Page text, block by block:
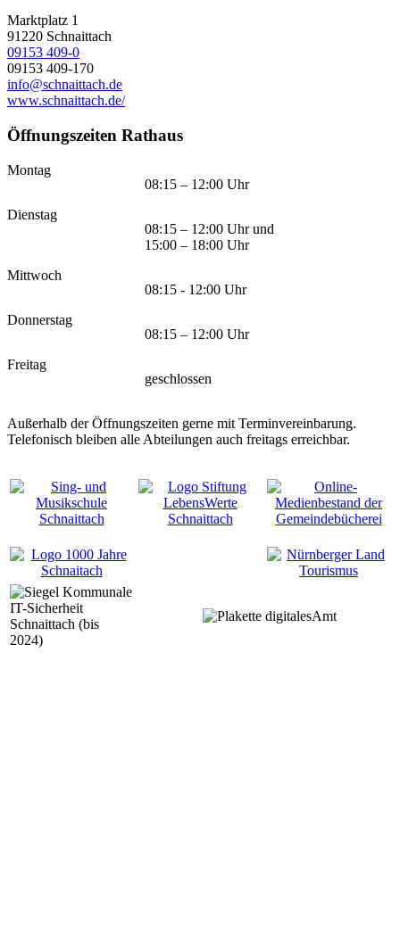
Marktplatz 1
91220 Schnaittach
09153 409-0
09153 409-170
info@schnaittach.de
www.schnaittach.de/
Öffnungszeiten Rathaus
Montag
08:15 – 12:00 Uhr
Dienstag
08:15 – 12:00 Uhr und
15:00 – 18:00 Uhr
Mittwoch
08:15 - 12:00 Uhr
Donnerstag
08:15 – 12:00 Uhr
Freitag
geschlossen
Außerhalb der Öffnungszeiten gerne mit Terminvereinbarung.
Telefonisch bleiben alle Abteilungen auch freitags erreichbar.